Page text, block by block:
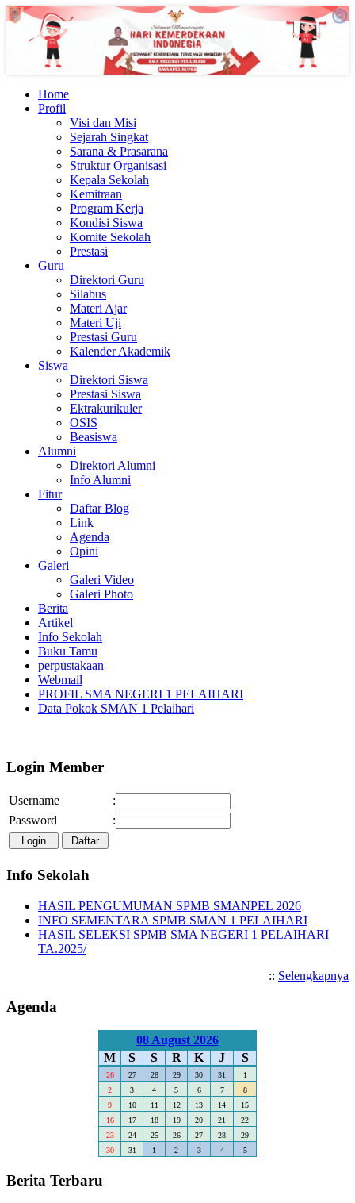
Home
Profil
Visi dan Misi
Sejarah Singkat
Sarana & Prasarana
Struktur Organisasi
Kepala Sekolah
Kemitraan
Program Kerja
Kondisi Siswa
Komite Sekolah
Prestasi
Guru
Direktori Guru
Silabus
Materi Ajar
Materi Uji
Prestasi Guru
Kalender Akademik
Siswa
Direktori Siswa
Prestasi Siswa
Ektrakurikuler
OSIS
Beasiswa
Alumni
Direktori Alumni
Info Alumni
Fitur
Daftar Blog
Link
Agenda
Opini
Galeri
Galeri Video
Galeri Photo
Berita
Artikel
Info Sekolah
Buku Tamu
perpustakaan
Webmail
PROFIL SMA NEGERI 1 PELAIHARI
Data Pokok SMAN 1 Pelaihari
Login Member
Username
:
Password
:
Info Sekolah
HASIL PENGUMUMAN SPMB SMANPEL 2026
INFO SEMENTARA SPMB SMAN 1 PELAIHARI
HASIL SELEKSI SPMB SMA NEGERI 1 PELAIHARI
TA.2025/
:: Selengkapnya
Agenda
08 August 2026
M
S S R K J S
26 27 28 29 30 31
1
2
3 4 5 6 7
8
9
10 11 12 13 14
15
16
17 18 19 20 21
22
23
24 25 26 27 28
29
30
31 1 2 3 4 5
Berita Terbaru